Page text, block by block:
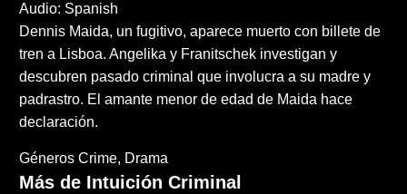
Audio: Spanish
Dennis Maida, un fugitivo, aparece muerto con billete de
tren a Lisboa. Angelika y Franitschek investigan y
descubren pasado criminal que involucra a su madre y
padrastro. El amante menor de edad de Maida hace
declaración.
Géneros Crime Drama
Más de Intuición Criminal